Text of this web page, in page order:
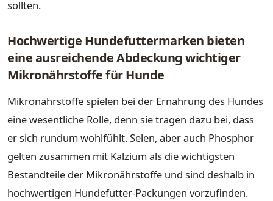
sollten.
Hochwertige Hundefuttermarken bieten
eine ausreichende Abdeckung wichtiger
Mikronährstoffe für Hunde
Mikronährstoffe spielen bei der Ernährung des Hundes
eine wesentliche Rolle, denn sie tragen dazu bei, dass
er sich rundum wohlfühlt. Selen, aber auch Phosphor
gelten zusammen mit Kalzium als die wichtigsten
Bestandteile der Mikronährstoffe und sind deshalb in
hochwertigen Hundefutter-Packungen vorzufinden.